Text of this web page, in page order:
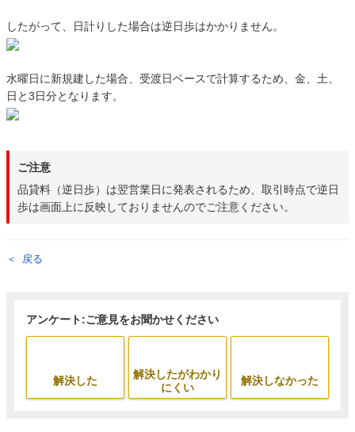
したがって、日計りした場合は逆日歩はかかりません。
水曜日に新規建した場合、受渡日ベースで計算するため、金、土、
日と3日分となります。
ご注意
品貸料（逆日歩）は翌営業日に発表されるため、取引時点で逆日
歩は画面上に反映しておりませんのでご注意ください。
戻る
アンケート:ご意見をお聞かせください
解決した
解決したがわかり
にくい
解決しなかった